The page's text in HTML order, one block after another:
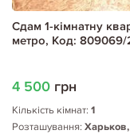
Сдам 1-кімнатну
метро, Код: 809069/
4 500 грн
Кількість кімнат: 1
Розташування: